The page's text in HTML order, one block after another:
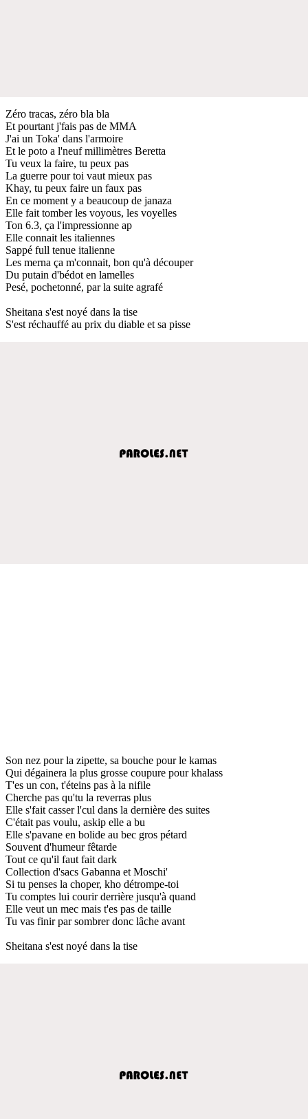
Zéro tracas, zéro bla bla
Et pourtant j'fais pas de MMA
J'ai un Toka' dans l'armoire
Et le poto a l'neuf millimètres Beretta
Tu veux la faire, tu peux pas
La guerre pour toi vaut mieux pas
Khay, tu peux faire un faux pas
En ce moment y a beaucoup de janaza
Elle fait tomber les voyous, les voyelles
Ton 6.3, ça l'impressionne ap
Elle connait les italiennes
Sappé full tenue italienne
Les merna ça m'connait, bon qu'à découper
Du putain d'bédot en lamelles
Pesé, pochetonné, par la suite agrafé
Sheitana s'est noyé dans la tise
S'est réchauffé au prix du diable et sa pisse
Son nez pour la zipette, sa bouche pour le kamas
Qui dégainera la plus grosse coupure pour khalass
T'es un con, t'éteins pas à la nifile
Cherche pas qu'tu la reverras plus
Elle s'fait casser l'cul dans la dernière des suites
C'était pas voulu, askip elle a bu
Elle s'pavane en bolide au bec gros pétard
Souvent d'humeur fêtarde
Tout ce qu'il faut fait dark
Collection d'sacs Gabanna et Moschi'
Si tu penses la choper, kho détrompe-toi
Tu comptes lui courir derrière jusqu'à quand
Elle veut un mec mais t'es pas de taille
Tu vas finir par sombrer donc lâche avant
Sheitana s'est noyé dans la tise